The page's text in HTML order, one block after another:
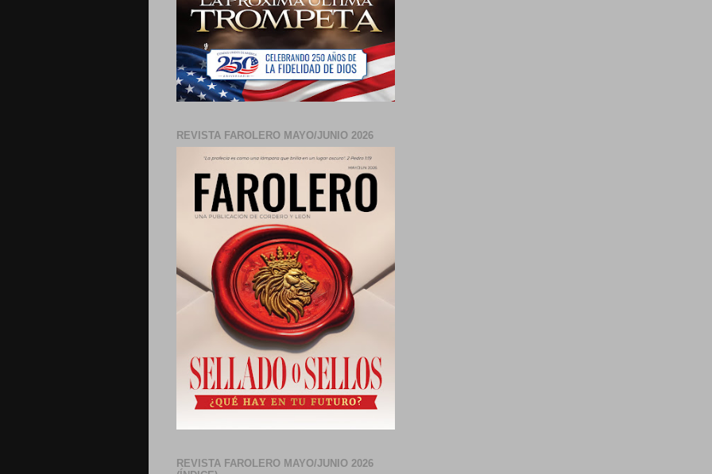
REVISTA FAROLERO MAYO/JUNIO 2026
REVISTA FAROLERO MAYO/JUNIO 2026